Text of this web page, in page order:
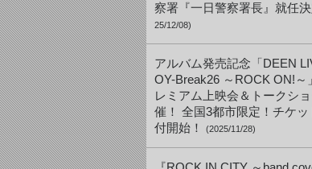
察署『一日警察署長』就任
25/12/08)
アルバム発売記念「DEEN
OY-Break26 ～ROCK ON!～
レミアム上映会＆トークシ
催！ 全国3都市限定！チケッ
付開始！
(2025/11/28)